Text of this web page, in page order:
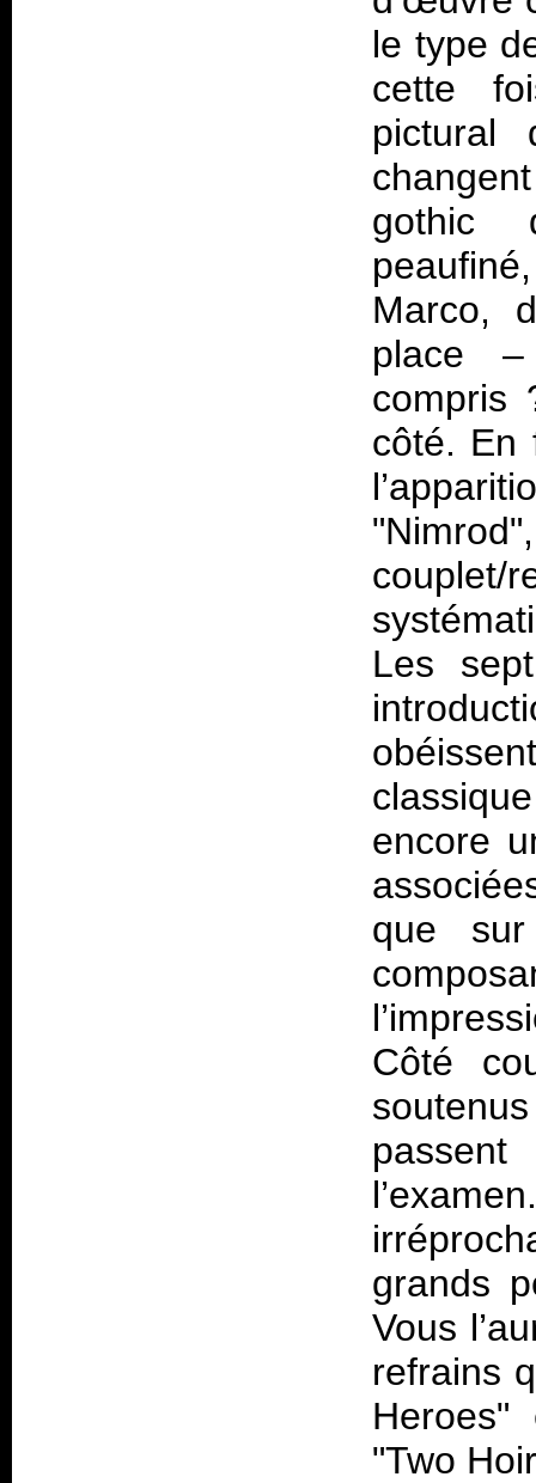
le type
cette
pictural
gothic
Marco,
place
compris
côté. En
Les
encore
que sur
Côté
grands
Vous
refrains
"Two